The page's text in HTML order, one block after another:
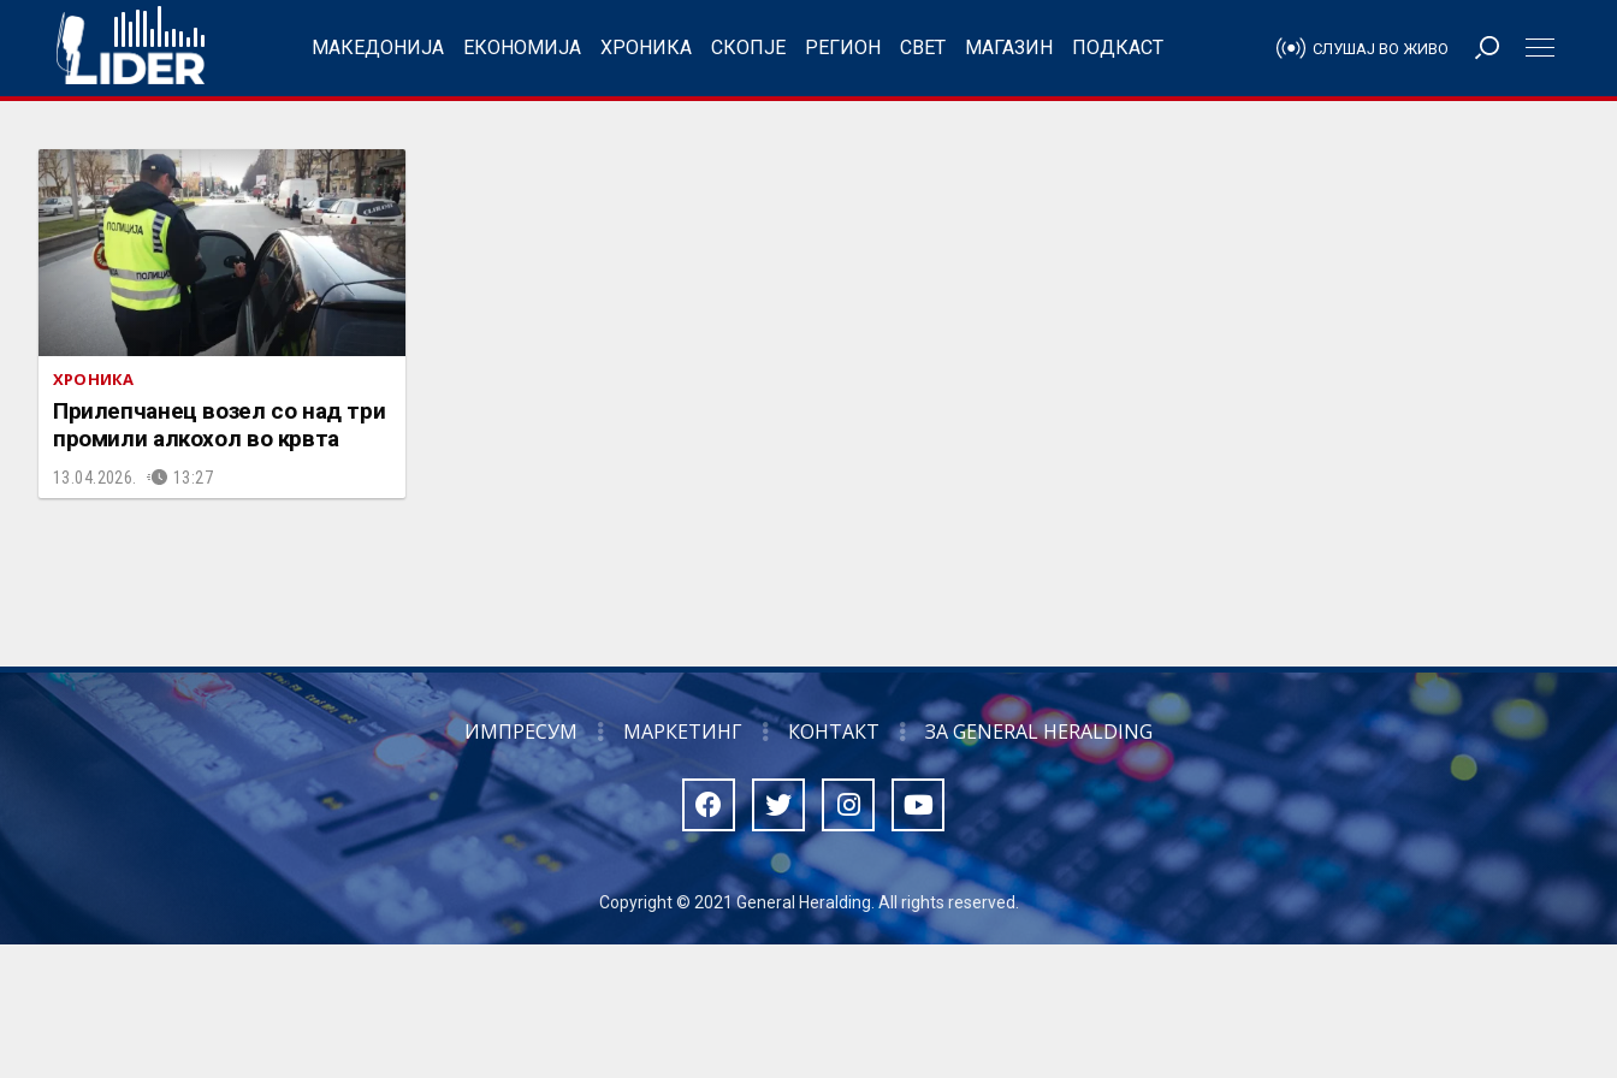
МАКЕДОНИЈА ЕКОНОМИЈА ХРОНИКА СКОПЈЕ РЕГИОН СВЕТ МАГАЗИН ПОДКАСТ СЛУШАЈ ВО ЖИВО
ХРОНИКА
Прилепчанец возел со над три
промили алкохол во крвта
13.04.2026. 13:27
ИМПРЕСУМ МАРКЕТИНГ КОНТАКТ ЗА GENERAL HERALDING
Copyright © 2021 General Heralding. All rights reserved.